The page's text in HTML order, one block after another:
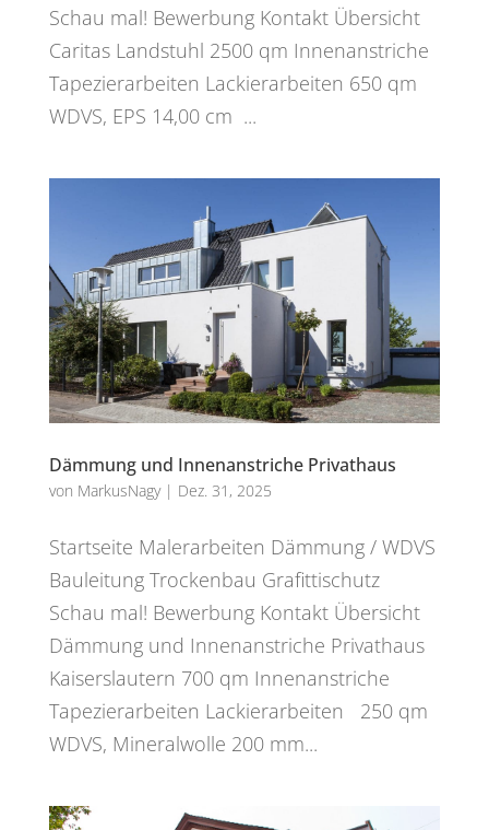
Schau mal! Bewerbung Kontakt Übersicht
Caritas Landstuhl 2500 qm Innenanstriche
Tapezierarbeiten Lackierarbeiten 650 qm
WDVS, EPS 14,00 cm ...
Dämmung und Innenanstriche Privathaus
von MarkusNagy| Dez. 31, 2025
Startseite Malerarbeiten Dämmung / WDVS
Bauleitung Trockenbau Grafittischutz
Schau mal! Bewerbung Kontakt Übersicht
Dämmung und Innenanstriche Privathaus
Kaiserslautern 700 qm Innenanstriche
Tapezierarbeiten Lackierarbeiten 250 qm
WDVS, Mineralwolle 200 mm...